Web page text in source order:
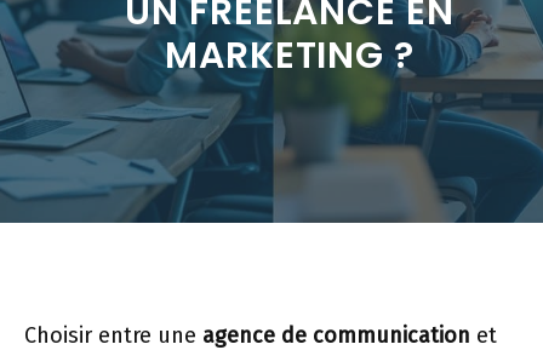
UN FREELANCE EN
MARKETING ?
Choisir entre une agence de communication et